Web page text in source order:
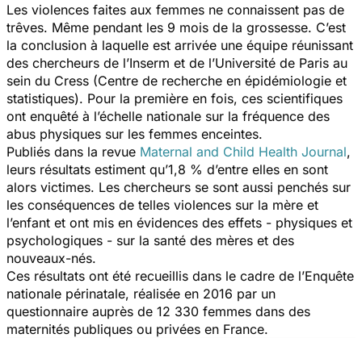
Les violences faites aux femmes ne connaissent pas de
trêves. Même pendant les 9 mois de la grossesse. C’est
la conclusion à laquelle est arrivée une équipe réunissant
des chercheurs de l’Inserm et de l’Université de Paris au
sein du Cress (Centre de recherche en épidémiologie et
statistiques). Pour la première en fois, ces scientifiques
ont enquêté à l’échelle nationale sur la fréquence des
abus physiques sur les femmes enceintes.
Publiés dans la revue Maternal and Child Health Journal,
leurs résultats estiment qu’1,8 % d’entre elles en sont
alors victimes. Les chercheurs se sont aussi penchés sur
les conséquences de telles violences sur la mère et
l’enfant et ont mis en évidences des effets - physiques et
psychologiques - sur la santé des mères et des
nouveaux-nés.
Ces résultats ont été recueillis dans le cadre de l’Enquête
nationale périnatale, réalisée en 2016 par un
questionnaire auprès de 12 330 femmes dans des
maternités publiques ou privées en France.